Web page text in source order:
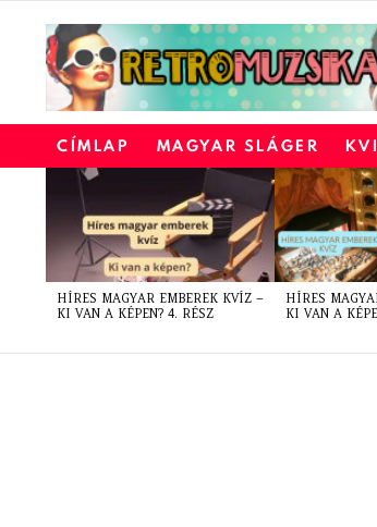
CÍMLAP MAGYAR SLÁGER
LATEST
STORIES
HÍRES MAGYAR EMBEREK KVÍZ –
KI VAN A KÉPEN? 4. RÉSZ
HÍRES
KI VAN A